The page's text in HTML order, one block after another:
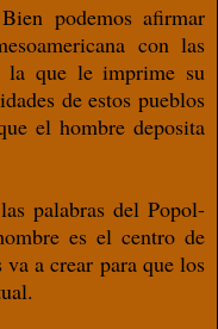
podemos afirmar
con las
la que le imprime su
de estos pueblos
el hombre deposita
palabras del Popol-
es el centro de
a crear para que los